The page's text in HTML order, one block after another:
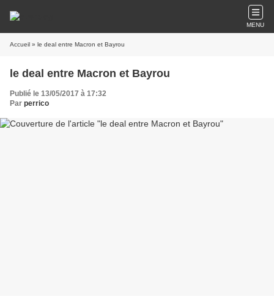
MENU
Accueil » le deal entre Macron et Bayrou
le deal entre Macron et Bayrou
Publié le 13/05/2017 à 17:32
Par perrico